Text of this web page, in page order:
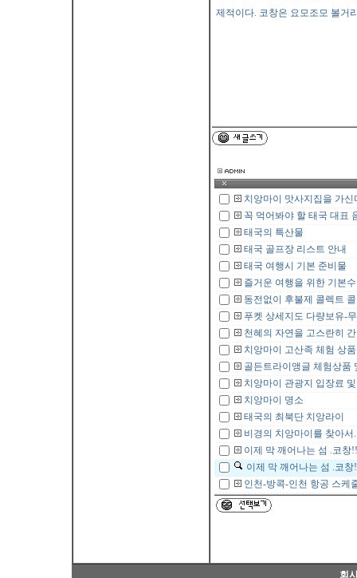
제적이다. 코창은 요모조모 볼거
치앙마이 맛사지집을 가
꼭 먹어봐야 할 태국 대표
태국의 특산물
태국 골프장 리스트 안내
태국 여행시 기본 준비물
즐거운 여행을 위한 기본
동전없이 후불제 콜렉트
푸켓 상세지도 다량보유-
천혜의 자연을 고스란히
치앙마이 고산족 체험 상품
골든트라이앵글 체험상품
치앙마이 관광지 입장료
치앙마이 명소
태국의 최북단 치앙라이
비경의 치앙마이를 찾아서
이제 막 깨어나는 섬 .코창
이제 막 깨어나는 섬 .코
인천-방콕-인천 항공 스케
회